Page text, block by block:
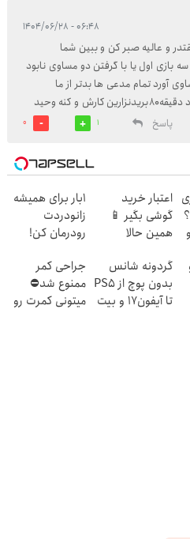
۰۶:۴۸ - ۱۴۰۴/۰۶/۲۸
و عالیه صبر کن و ببین شما
بازی اول یا با گرفتن دو مساوی نابود
آورد تمام مدعی ها بدتر از ما
و کنه وحید
پاسخ
1
0
اعتبار خرید
گوشی بگیر 📱
همین حالا
بده 🎯
1بار برای همیشه
زانودردت
رودرمان کن!
◂پرسشنامه▸
گردونه شانس
بدون پوچ از PS5
تا آیفون17 و بیت
جراحی کمر
ممنوع شد⛔
میتونی کمرت رو